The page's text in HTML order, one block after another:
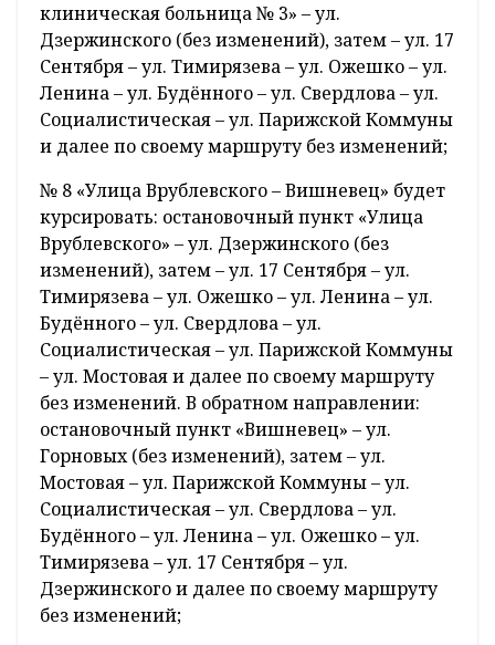
клиническая больница № 3» – ул.
Дзержинского (без изменений), затем – ул. 17
Сентября – ул. Тимирязева – ул. Ожешко – ул.
Ленина – ул. Будённого – ул. Свердлова – ул.
Социалистическая – ул. Парижской Коммуны
и далее по своему маршруту без изменений;
№ 8 «Улица Врублевского – Вишневец» будет
курсировать: остановочный пункт «Улица
Врублевского» – ул. Дзержинского (без
изменений), затем – ул. 17 Сентября – ул.
Тимирязева – ул. Ожешко – ул. Ленина – ул.
Будённого – ул. Свердлова – ул.
Социалистическая – ул. Парижской Коммуны
– ул. Мостовая и далее по своему маршруту
без изменений. В обратном направлении:
остановочный пункт «Вишневец» – ул.
Горновых (без изменений), затем – ул.
Мостовая – ул. Парижской Коммуны – ул.
Социалистическая – ул. Свердлова – ул.
Будённого – ул. Ленина – ул. Ожешко – ул.
Тимирязева – ул. 17 Сентября – ул.
Дзержинского и далее по своему маршруту
без изменений;